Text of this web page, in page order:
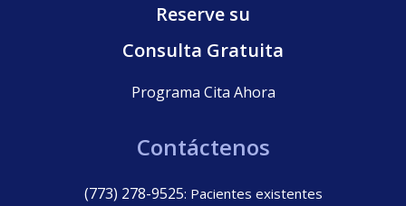
Reserve su
Consulta Gratuita
Programa Cita Ahora
Contáctenos
(773) 278-9525: Pacientes existentes